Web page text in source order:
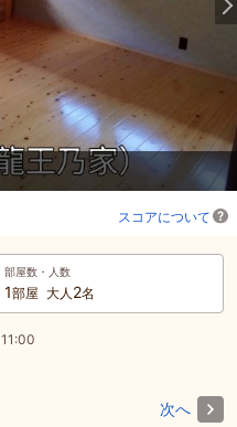
スコアについて
部屋数・人数
1部屋 大人 2名
11:00
次へ